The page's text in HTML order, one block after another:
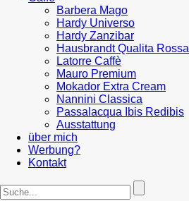
Barbera Mago
Hardy Universo
Hardy Zanzibar
Hausbrandt Qualita Rossa
Latorre Caffè
Mauro Premium
Mokador Extra Cream
Nannini Classica
Passalacqua Ibis Redibis
Ausstattung
über mich
Werbung?
Kontakt